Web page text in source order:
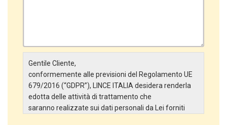
Gentile Cliente,
conformemente alle previsioni del Regolamento UE
679/2016 (“GDPR”), LINCE ITALIA desidera renderla
edotta delle attività di trattamento che
saranno realizzate sui dati personali da Lei forniti